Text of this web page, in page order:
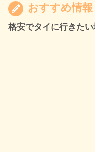
おすすめ情報
格安でタイに行きた